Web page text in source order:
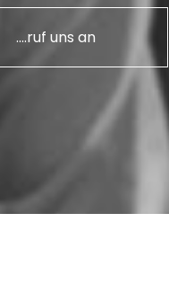
....ruf uns an